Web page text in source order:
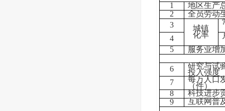
1
地区生产
2
全员劳动
3
城镇
化率
4
5
服务业增
6 研究与试
投入强度
7
每万人口
（件）
8
科技进步
9
互联网普